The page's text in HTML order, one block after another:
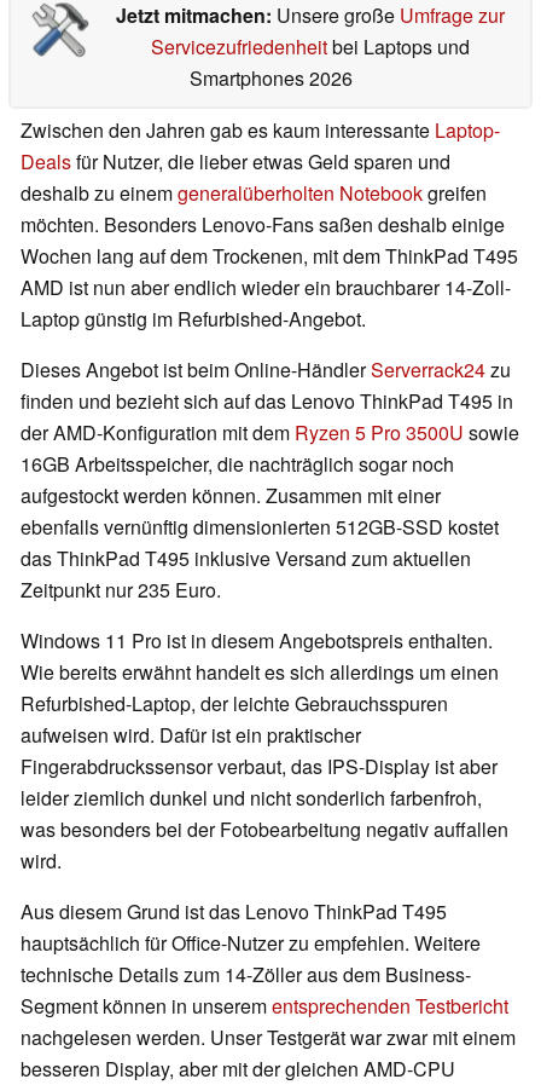
Jetzt mitmachen: Unsere große Umfrage zur
Servicezufriedenheitbei Laptops und
Smartphones 2026
Zwischen den Jahren gab es kaum interessante Laptop-
Dealsfür Nutzer, die lieber etwas Geld sparen und
deshalb zu einemgeneralüberholten Notebookgreifen
möchten. Besonders Lenovo-Fans saßen deshalb einige
Wochen lang auf dem Trockenen, mit dem ThinkPad T495
AMD ist nun aber endlich wieder ein brauchbarer 14-Zoll-
Laptop günstig im Refurbished-Angebot.
Dieses Angebot ist beim Online-HändlerServerrack24zu
finden und bezieht sich auf das Lenovo ThinkPad T495 in
der AMD-Konfiguration mit dem Ryzen 5 Pro 3500U sowie
16GB Arbeitsspeicher, die nachträglich sogar noch
aufgestockt werden können. Zusammen mit einer
ebenfalls vernünftig dimensionierten 512GB-SSD kostet
das ThinkPad T495 inklusive Versand zum aktuellen
Zeitpunkt nur 235 Euro.
Windows 11 Pro ist in diesem Angebotspreis enthalten.
Wie bereits erwähnt handelt es sich allerdings um einen
Refurbished-Laptop, der leichte Gebrauchsspuren
aufweisen wird. Dafür ist ein praktischer
Fingerabdruckssensor verbaut, das IPS-Display ist aber
leider ziemlich dunkel und nicht sonderlich farbenfroh,
was besonders bei der Fotobearbeitung negativ auffallen
wird.
Aus diesem Grund ist das Lenovo ThinkPad T495
hauptsächlich für Office-Nutzer zu empfehlen. Weitere
technische Details zum 14-Zöller aus dem Business-
Segment können in unserementsprechenden Testbericht
nachgelesen werden. Unser Testgerät war zwar mit einem
besseren Display, aber mit der gleichen AMD-CPU